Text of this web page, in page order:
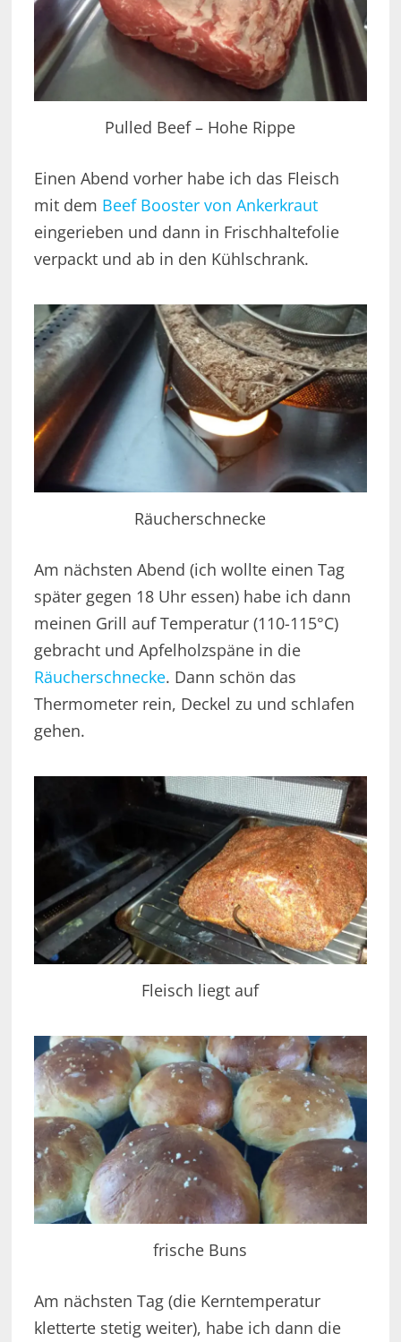
Pulled Beef – Hohe Rippe
Einen Abend vorher habe ich das Fleisch
mit dem Beef Booster von Ankerkraut
eingerieben und dann in Frischhaltefolie
verpackt und ab in den Kühlschrank.
Räucherschnecke
Am nächsten Abend (ich wollte einen Tag
später gegen 18 Uhr essen) habe ich dann
meinen Grill auf Temperatur (110-115°C)
gebracht und Apfelholzspäne in die
Räucherschnecke. Dann schön das
Thermometer rein, Deckel zu und schlafen
gehen.
Fleisch liegt auf
frische Buns
Am nächsten Tag (die Kerntemperatur
kletterte stetig weiter), habe ich dann die